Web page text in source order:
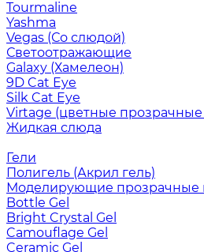
Tourmaline
Yashma
Vegas (Со слюдой)
Светоотражающие
Galaxy (Хамелеон)
9D Cat Eye
Silk Cat Eye
Virtage (цветные прозрачные
Жидкая слюда
Гели
Полигель (Акрил гель)
Моделирующие прозрачные
Bottle Gel
Bright Crystal Gel
Camouflage Gel
Ceramic Gel